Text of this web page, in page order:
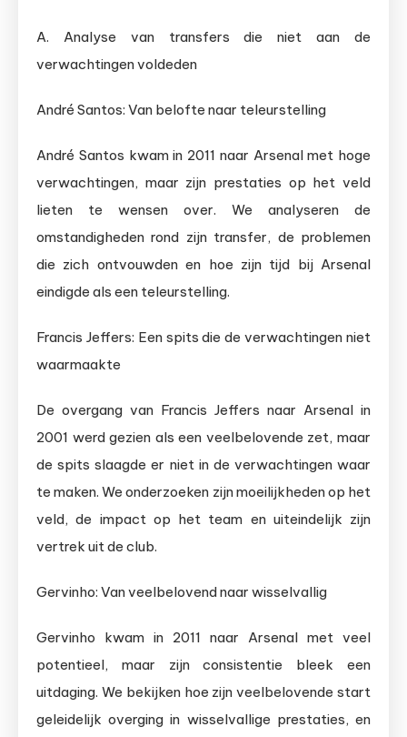
A. Analyse van transfers die niet aan de
verwachtingen voldeden
André Santos: Van belofte naar teleurstelling
André Santos kwam in 2011 naar Arsenal met hoge
verwachtingen, maar zijn prestaties op het veld
lieten te wensen over. We analyseren de
omstandigheden rond zijn transfer, de problemen
die zich ontvouwden en hoe zijn tijd bij Arsenal
eindigde als een teleurstelling.
Francis Jeffers: Een spits die de verwachtingen niet
waarmaakte
De overgang van Francis Jeffers naar Arsenal in
2001 werd gezien als een veelbelovende zet, maar
de spits slaagde er niet in de verwachtingen waar
te maken. We onderzoeken zijn moeilijkheden op het
veld, de impact op het team en uiteindelijk zijn
vertrek uit de club.
Gervinho: Van veelbelovend naar wisselvallig
Gervinho kwam in 2011 naar Arsenal met veel
potentieel, maar zijn consistentie bleek een
uitdaging. We bekijken hoe zijn veelbelovende start
geleidelijk overging in wisselvallige prestaties, en